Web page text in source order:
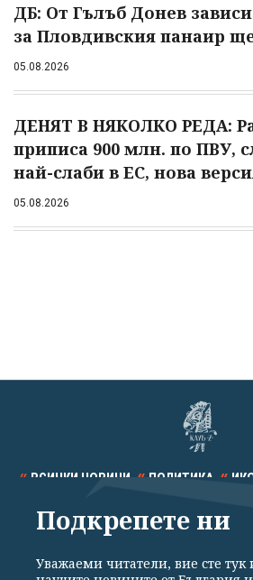
ДБ: От Гълъб Донев
за Пловдивския панаир
05.08.2026
ДЕНЯТ В НЯКОЛКО РЕДА:
приписа 900 млн. по ПВУ,
най-слаби в ЕС, нова
05.08.2026
ВСИЧКИ НОВИНИ ПОЛИТИКА
СПОРТ КУЛТУРА ТЕХНОЛОГИИ
Подкрепете ни
Уважаеми читатели, вие сте тук